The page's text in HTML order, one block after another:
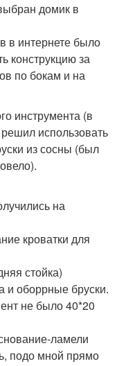
домик в
в интернете было
конструкцию за
по бокам и на
инструмента (в
использовать
из сосны (был
на
кроватки для
стойка)
и оборрные бруски.
не было 40*20
ламели
подо мной прямо